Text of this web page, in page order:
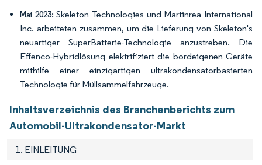
Mai 2023: Skeleton Technologies und Martinrea International
Inc. arbeiteten zusammen, um die Lieferung von Skeleton's
neuartiger SuperBatterie-Technologie anzustreben. Die
Effenco-Hybridlösung elektrifiziert die bordeigenen Geräte
mithilfe einer einzigartigen ultrakondensatorbasierten
Technologie für Müllsammelfahrzeuge.
Inhaltsverzeichnis des Branchenberichts zum
Automobil-Ultrakondensator-Markt
1. EINLEITUNG